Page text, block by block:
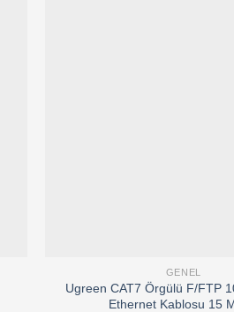
GENEL
Ugreen CAT7 Örgülü F/FTP
Ethernet Kablosu 15